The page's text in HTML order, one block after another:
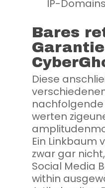
IP-
Bares
Diese
werten
Ein Linkbaum
zwar gar
Social Media
within